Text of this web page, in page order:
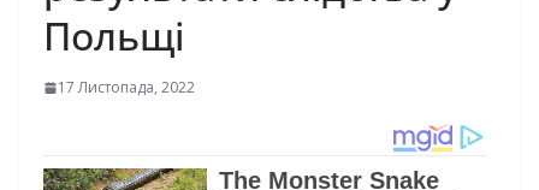
Польщі
17 Листопада, 2022